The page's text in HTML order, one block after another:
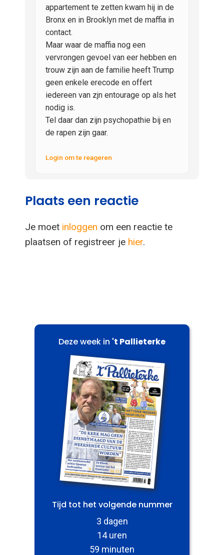
appartement te zetten kwam hij in de
Bronx en in Brooklyn met de maffia in
contact.
Maar waar de maffia nog een
vervrongen gevoel van eer hebben en
trouw zijn aan de familie heeft Trump
geen enkele erecode en offert
iedereen van zjn entourage op als het
nodig is.
Tel daar dan zijn psychopathie bij en
de rapen zijn gaar.
Login om te reageren
Plaats een reactie
Je moet inloggen om een reactie te
plaatsen of registreer je hier.
Deze week in 't Pallieterke
Tijd tot het volgende nummer
3 dagen
14 uren
59 minuten